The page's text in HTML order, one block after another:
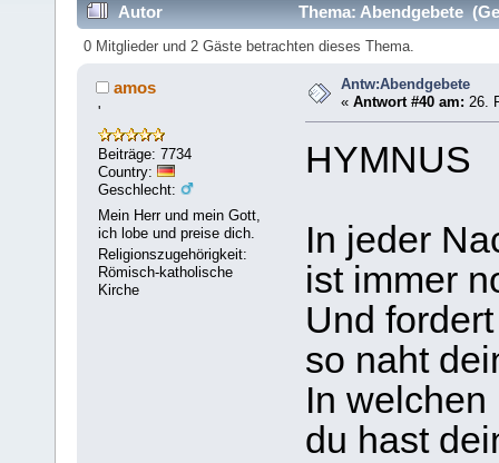
Autor Thema: Abendgebete
0 Mitglieder und 2 Gäste betrachten dieses Thema.
amos
'
Beiträge: 7734
Country:
Geschlecht:
Mein Herr und mein Gott,
ich lobe und preise dich.
Religionszugehörigkeit:
Römisch-katholische
Kirche
Antw:Abendgebete
«Antwort #40 am: 26.
HYMNUS
In jeder
ist immer
Und
so naht
In
du hast